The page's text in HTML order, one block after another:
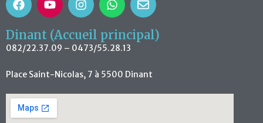
Dinant (Accueil principal)
082/22.37.09 – 0473/55.28.13
Place Saint-Nicolas, 7 à 5500 Dinant